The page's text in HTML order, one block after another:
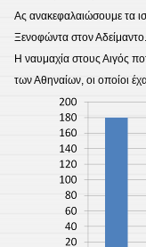
Ας ανακεφαλαιώσουμε τα
Ξενοφώντα στον Αδείμαντο.
Η ναυμαχία στους Αιγός
των Αθηναίων, οι οποίοι